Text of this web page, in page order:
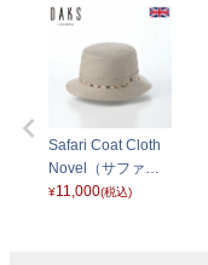
Safari Coat Cloth
Novel（サファリ
コートクロス ノベ
¥11,000(税込)